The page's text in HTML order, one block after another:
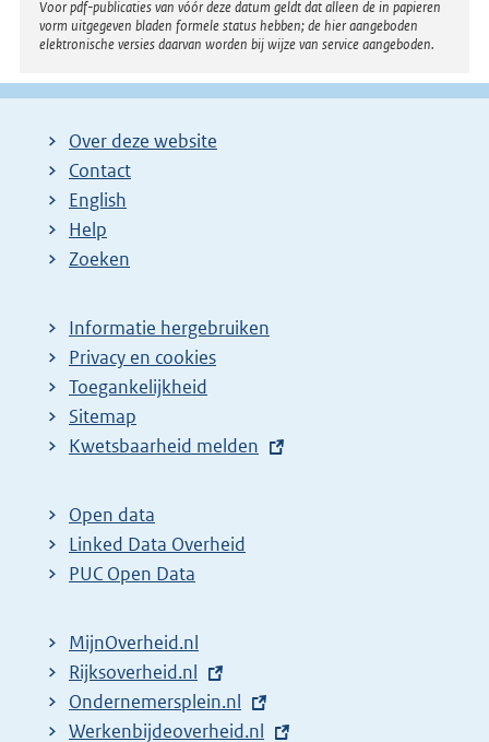
Voor pdf-publicaties van vóór deze datum geldt dat alleen de in papieren
vorm uitgegeven bladen formele status hebben; de hier aangeboden
elektronische versies daarvan worden bij wijze van service aangeboden.
Over deze website
Contact
English
Help
Zoeken
Informatie hergebruiken
Privacy en cookies
Toegankelijkheid
Sitemap
E
t
e
r
l
i
n
Kwetsbaarheid melden
Open data
Linked Data Overheid
PUC Open Data
MijnOverheid.nl
E
x
t
Rijksoverheid.nl
E
x
Ondernemersplein.nl
E
Werkenbijdeoverheid.nl